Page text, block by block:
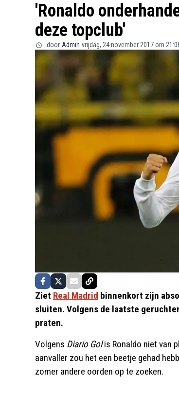
'Ronaldo
deze topclub'
door Admin vrijdag, 24 november 2017 om
Ziet Real Madrid binnenkort zijn
sluiten. Volgens de laatste
praten.
Volgens Diario Golis Ronaldo niet van
aanvaller zou het een beetje gehad
zomer andere oorden op te zoeken.